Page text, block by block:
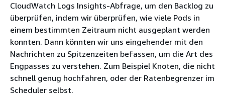
CloudWatch Logs Insights-Abfrage, um den Backlog zu
überprüfen, indem wir überprüfen, wie viele Pods in
einem bestimmten Zeitraum nicht ausgeplant werden
konnten. Dann könnten wir uns eingehender mit den
Nachrichten zu Spitzenzeiten befassen, um die Art des
Engpasses zu verstehen. Zum Beispiel Knoten, die nicht
schnell genug hochfahren, oder der Ratenbegrenzer im
Scheduler selbst.